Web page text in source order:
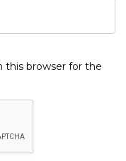
this browser for the